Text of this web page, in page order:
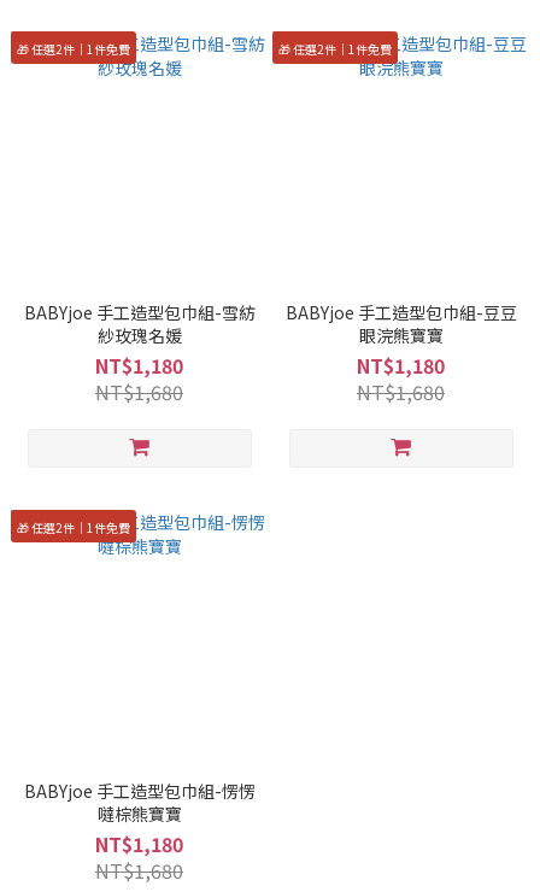
🎁 任選2件｜1件免費
BABYjoe 手工造型包巾組-雪紡
紗玫瑰名媛
NT$1,180
NT$1,680
🎁 任選2件｜1件免費
BABYjoe 手工造型包巾組-豆豆
眼浣熊寶寶
NT$1,180
NT$1,680
🎁 任選2件｜1件免費
BABYjoe 手工造型包巾組-愣愣
噠棕熊寶寶
NT$1,180
NT$1,680